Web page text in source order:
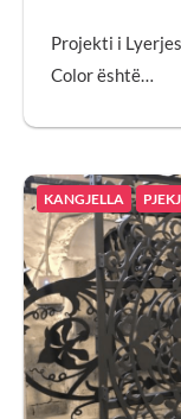
Projekti i
Color është…
KANGJELLA